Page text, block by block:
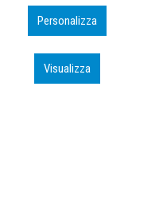
Personalizza
Visualizza